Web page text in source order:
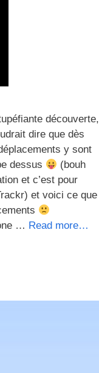
découverte,
dire que dès
y sont
dessus
(bouh
et c’est pour
et voici ce que
… Read more…